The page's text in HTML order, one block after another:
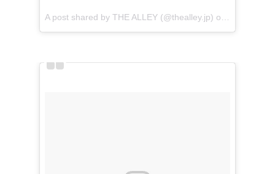
A post shared by THE ALLEY (@thealley.jp) on